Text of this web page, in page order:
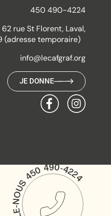
450 490-4224
62 rue St Florent, Laval,
(adresse temporaire)
info@lecafgraf.org
JE DONNE